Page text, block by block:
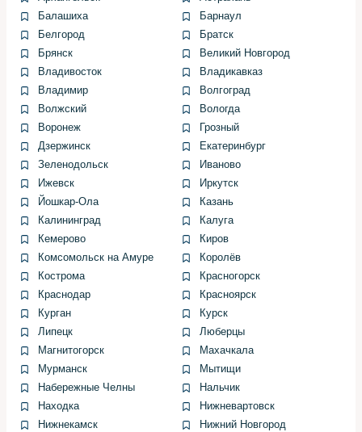
оказывается дороже и менее надёжен, чем замена.
Решение принимается на основе замеров и прогноза
срока службы восстановленной детали. В «Первый
Сервис» всегда оцениваем стоимость работ и
информируем о прогнозе поведения
отремонтированной детали при дальнейшей
эксплуатации.
Если замена необходима, сначала подготавливаем
новую деталь: примерка, выверка зазоров и подготовка
поверхности к покраске. После этого выполняем
покраску и только затем устанавливаем бампер с
полным восстановлением всех систем, включая
электронику. Такой порядок снижает риск перекраски
Технология покраски: от
подбора цвета до финального
блеска
Первый шаг — точный подбор цвета по коду краски и
визуальной проверке на пробном щите. Зачастую
формула требует небольшой коррекции, мы делаем
пробные распыления, сравниваем при разном
Балашиха
Барнаул
Белгород
Братск
Брянск
Великий Новгород
Владивосток
Владикавказ
Владимир
Волгоград
Волжский
Вологда
Воронеж
Грозный
Дзержинск
Екатеринбург
Зеленодольск
Иваново
Ижевск
Иркутск
Йошкар-Ола
Казань
Калининград
Калуга
Кемерово
Киров
Комсомольск на Амуре
Королёв
Кострома
Красногорск
Краснодар
Красноярск
Курган
Курск
Липецк
Люберцы
Магнитогорск
Махачкала
Мурманск
Мытищи
Набережные Челны
Нальчик
Находка
Нижневартовск
Нижнекамск
Нижний Новгород